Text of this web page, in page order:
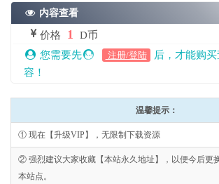
内容查看
价格 1
D币
您需要先
注册/登陆
后，才能购
容！
温馨提示：
① 现在【升级VIP】，无限制下载资源
② 强烈建议大家收藏【本站永久地址】，以便今后更
本站点。